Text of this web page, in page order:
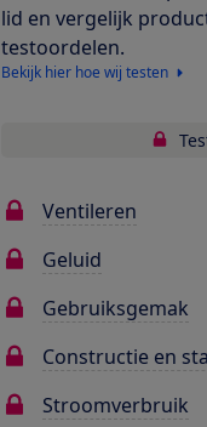
lid en vergelijk
testoordelen.
Bekijk hier hoe wij testen
Ventileren
Geluid
Gebruiksgemak
Constructie en
Stroomverbruik